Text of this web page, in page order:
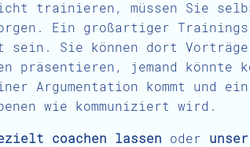
trainieren, müssen Sie
Ein großartiger
sein. Sie können dort Vorträge
präsentieren, jemand könnte
Argumentation kommt und
wie kommuniziert wird.
coachen lassen oder